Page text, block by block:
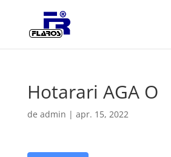
Hotarari AGA O
de admin | apr. 15, 2022